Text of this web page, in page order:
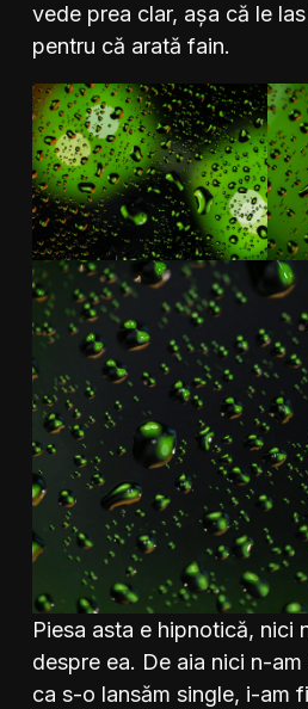
vede prea clar, așa că le
pentru că arată fain.
Piesa asta e hipnotică, nici
despre ea. De aia nici n-
ca s-o lansăm single, i-am